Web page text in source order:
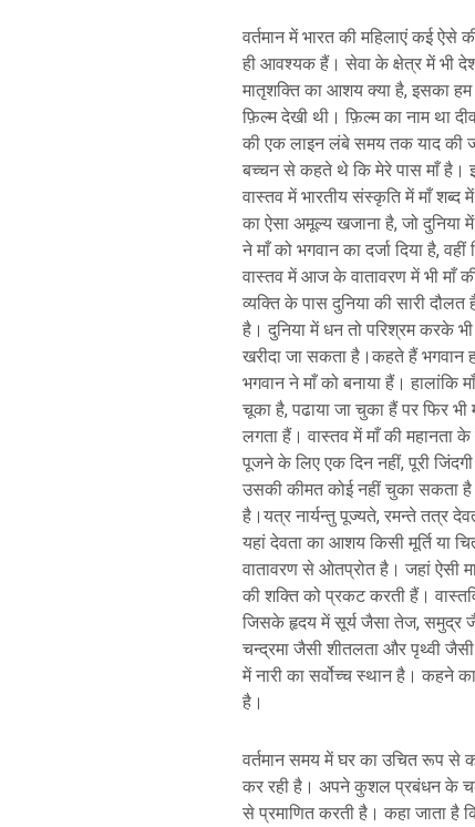
वर्तमान में भारत की महिलाएं कई ऐसे
ही आवश्यक हैं। सेवा के क्षेत्र में भी
मातृशक्ति का आशय क्या है, इसका
फ़िल्म देखी थी। फ़िल्म का नाम था
की एक लाइन लंबे समय तक याद की
बच्चन से कहते थे कि मेरे पास माँ है।
वास्तव में भारतीय संस्कृति में माँ शब्द
का ऐसा अमूल्य खजाना है, जो दुनिया
ने माँ को भगवान का दर्जा दिया है,
वास्तव में आज के वातावरण में भी माँ
व्यक्ति के पास दुनिया की सारी
है। दुनिया में धन तो परिश्रम करके
खरीदा जा सकता है।कहते हैं भगवान
भगवान ने माँ को बनाया हैं। हालांकि
चूका है, पढाया जा चुका हैं पर फिर
लगता हैं। वास्तव में माँ की महानता के
पूजने के लिए एक दिन नहीं, पूरी
उसकी कीमत कोई नहीं चुका सकता
है।यत्र नार्यन्तु पूज्यते, रमन्ते तत्र
यहां देवता का आशय किसी मूर्ति या
वातावरण से ओतप्रोत है। जहां ऐसी
की शक्ति को प्रकट करती हैं।
जिसके हृदय में सूर्य जैसा तेज, समुद्र
चन्द्रमा जैसी शीतलता और पृथ्वी
में नारी का सर्वोच्च स्थान है। कहने का
है।
वर्तमान समय में घर का उचित रूप से
कर रही है। अपने कुशल प्रबंधन के
से प्रमाणित करती है। कहा जाता है